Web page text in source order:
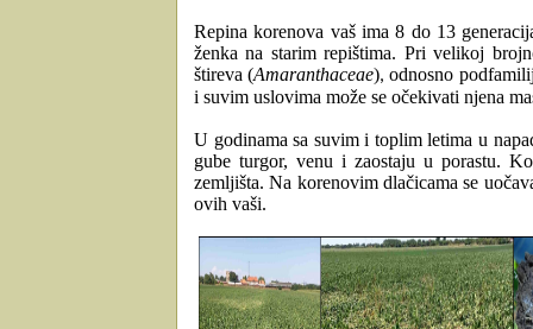
Repina korenova vaš ima 8 do 13
ženka na starim repištima. Pri velikoj
štireva (Amaranthaceae),odnosno
i suvim uslovima može se očekivati njena
U godinama sa suvim i toplim letima u
gube turgor, venu i zaostaju u porastu.
zemljišta. Na korenovim dlačicama se
ovih vaši.